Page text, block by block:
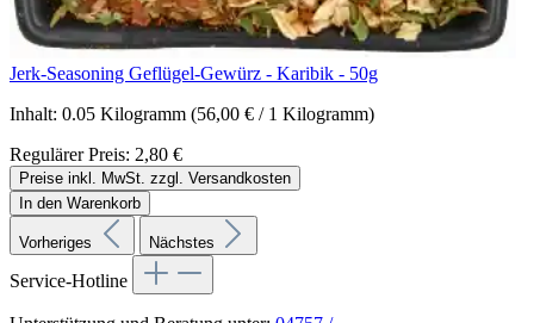
Jerk-Seasoning Geflügel-Gewürz - Karibik - 50g
Inhalt: 0.05 Kilogramm (56,00 € / 1 Kilogramm)
Regulärer Preis: 2,80 €
Preise inkl. MwSt. zzgl. Versandkosten
In den Warenkorb
Vorheriges Nächstes
Service-Hotline